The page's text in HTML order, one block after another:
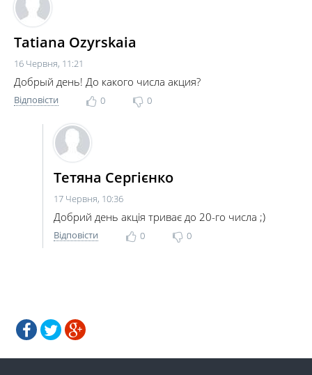
Tatiana Ozyrskaia
16 Червня, 11:21
Добрый день! До какого числа акция?
Відповісти 0 0
Тетяна Сергієнко
17 Червня, 10:36
Добрий день акція триває до 20-го числа ;)
Відповісти 0 0